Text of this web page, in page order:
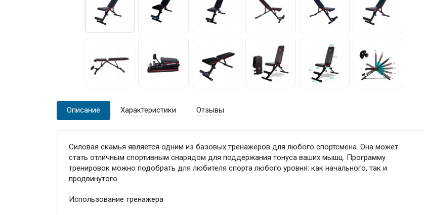
Описание Характеристики Отзывы
Силовая скамья является одним из базовых тренажеров для любого спортсмена. Она может
стать отличным спортивным снарядом для поддержания тонуса ваших мышц. Программу
тренировок можно подобрать для любителя спорта любого уровня: как начального, так и
продвинутого.
Использование тренажера